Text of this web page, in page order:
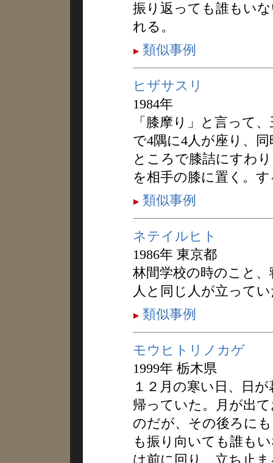
振り返っても誰もい
れる。
類似事例
ヒザサスリ
1984年
「膝摩り」と言って
で4隅に4人が座り、
ところで膝詰にすわ
を相手の膝に置く。
類似事例
ネテイルヒト
1986年 東京都
林間学校の時のこと
人と同じ人が立って
類似事例
モウヒトリノカゲ
1999年 栃木県
１２月の寒い日、日
帰っていた。月が出
のだが、その後ろに
も振り向いても誰も
は前に回り、立ち止